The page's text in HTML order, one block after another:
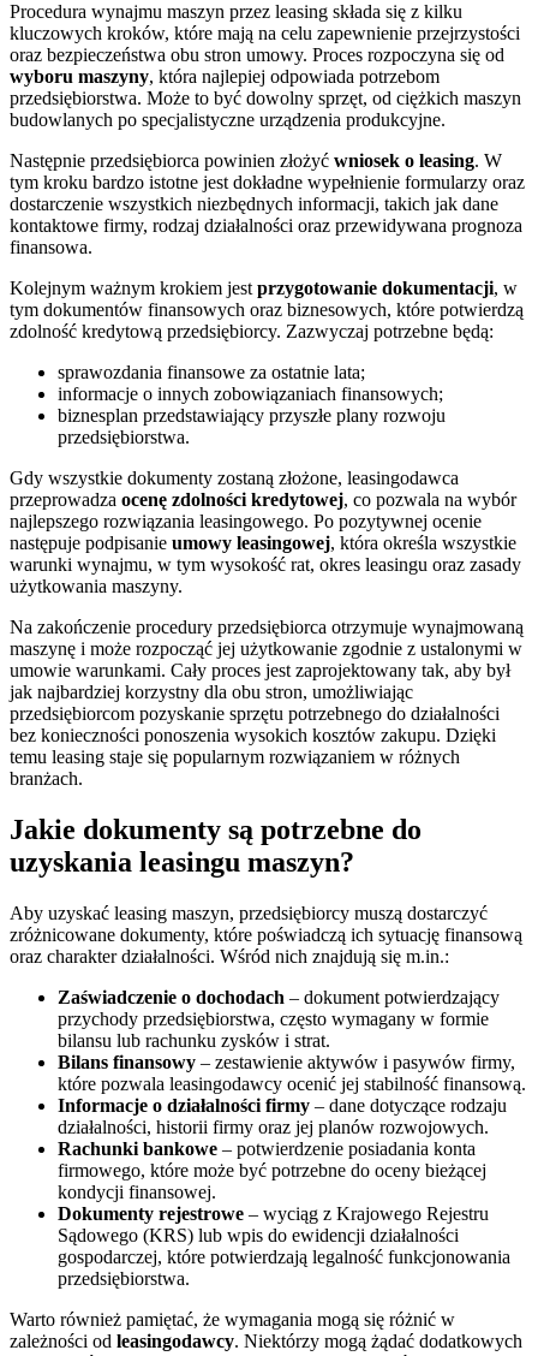
Procedura wynajmu maszyn przez leasing składa się z kilku
kluczowych kroków, które mają na celu zapewnienie przejrzystości
oraz bezpieczeństwa obu stron umowy. Proces rozpoczyna się od
wyboru maszyny, która najlepiej odpowiada potrzebom
przedsiębiorstwa. Może to być dowolny sprzęt, od ciężkich maszyn
budowlanych po specjalistyczne urządzenia produkcyjne.
Następnie przedsiębiorca powinien złożyć wniosek o leasing. W
tym kroku bardzo istotne jest dokładne wypełnienie formularzy oraz
dostarczenie wszystkich niezbędnych informacji, takich jak dane
kontaktowe firmy, rodzaj działalności oraz przewidywana prognoza
finansowa.
Kolejnym ważnym krokiem jest przygotowanie dokumentacji, w
tym dokumentów finansowych oraz biznesowych, które potwierdzą
zdolność kredytową przedsiębiorcy. Zazwyczaj potrzebne będą:
sprawozdania finansowe za ostatnie lata;
informacje o innych zobowiązaniach finansowych;
biznesplan przedstawiający przyszłe plany rozwoju
przedsiębiorstwa.
Gdy wszystkie dokumenty zostaną złożone, leasingodawca
przeprowadza ocenę zdolności kredytowej, co pozwala na wybór
najlepszego rozwiązania leasingowego. Po pozytywnej ocenie
następuje podpisanie umowy leasingowej, która określa wszystkie
warunki wynajmu, w tym wysokość rat, okres leasingu oraz zasady
użytkowania maszyny.
Na zakończenie procedury przedsiębiorca otrzymuje wynajmowaną
maszynę i może rozpocząć jej użytkowanie zgodnie z ustalonymi w
umowie warunkami. Cały proces jest zaprojektowany tak, aby był
jak najbardziej korzystny dla obu stron, umożliwiając
przedsiębiorcom pozyskanie sprzętu potrzebnego do działalności
bez konieczności ponoszenia wysokich kosztów zakupu. Dzięki
temu leasing staje się popularnym rozwiązaniem w różnych
branżach.
Jakie dokumenty są potrzebne do
uzyskania leasingu maszyn?
Aby uzyskać leasing maszyn, przedsiębiorcy muszą dostarczyć
zróżnicowane dokumenty, które poświadczą ich sytuację finansową
oraz charakter działalności. Wśród nich znajdują się m.in.:
Zaświadczenie o dochodach – dokument potwierdzający
przychody przedsiębiorstwa, często wymagany w formie
bilansu lub rachunku zysków i strat.
Bilans finansowy – zestawienie aktywów i pasywów firmy,
które pozwala leasingodawcy ocenić jej stabilność finansową.
Informacje o działalności firmy – dane dotyczące rodzaju
działalności, historii firmy oraz jej planów rozwojowych.
Rachunki bankowe – potwierdzenie posiadania konta
firmowego, które może być potrzebne do oceny bieżącej
kondycji finansowej.
Dokumenty rejestrowe – wyciąg z Krajowego Rejestru
Sądowego (KRS) lub wpis do ewidencji działalności
gospodarczej, które potwierdzają legalność funkcjonowania
przedsiębiorstwa.
Warto również pamiętać, że wymagania mogą się różnić w
zależności od leasingodawcy. Niektórzy mogą żądać dodatkowych